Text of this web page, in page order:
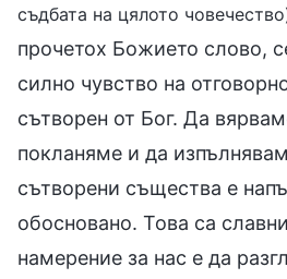
съдбата на цялото
прочетох Божието слово,
силно чувство на
сътворен от Бог. Да
покланяме и да
сътворени същества е
обосновано. Това са
намерение за нас е да